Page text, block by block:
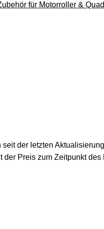
für Motorroller &
der letzten
Preis zum Zeitpunkt des